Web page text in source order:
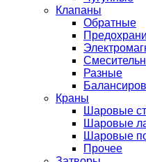
Клапаны
Обратные
Разные
Краны
Шаровые
Шаровые
Шаровые
Прочее